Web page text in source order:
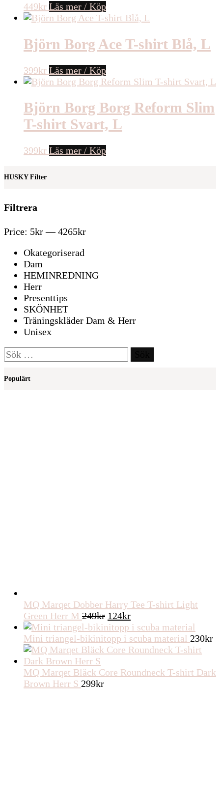
449kr Läs mer / Köp
Björn Borg Ace T-shirt Blå, L
399kr Läs mer / Köp
Björn Borg Borg Reform Slim
T-shirt Svart, L
399kr Läs mer / Köp
HUSKY Filter
Filtrera
Price: 5kr—4265kr
Okategoriserad
Dam
HEMINREDNING
Herr
Presenttips
SKÖNHET
Träningskläder Dam & Herr
Unisex
Sök
efter:
Populärt
MQ Marqet Dobber Harry Tee T-shirt Light
Green Herr M 249kr Det
ursprungliga
priset
var:
124krDet
nuvarande
priset
är:
Mini triangel-bikinitopp i scuba material 230kr
MQ Marqet Bläck Core Roundneck T-shirt Dark
Brown Herr S 299kr